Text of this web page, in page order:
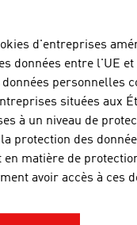
contribue à la
l'air, tout en
dans le domaine
construction
en
d'entreprises
données entre l'UE
personnelles
situées aux
à un niveau de
protection des
matière de
avoir accès à ces